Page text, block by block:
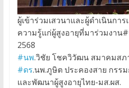
ผู้เข้าร่วมเสวนาและผู้ดำเนินกา
ความรู้แก่ผู้สูงอายุที่มาร่วมงาน
2568
#นพ.วิชัย โชควิวัฒน สมาคมสภ
#ดร.นพ.ภูษิต ประคองสาย กรร
และพัฒนาผู้สูงอายุไทย-มส.ผส.